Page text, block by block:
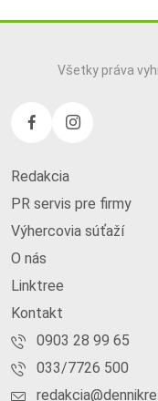
Všetky práva
Redakcia
PR servis pre firmy
Výhercovia súťaží
O nás
Linktree
Kontakt
0903 28 99 65
033/7726 500